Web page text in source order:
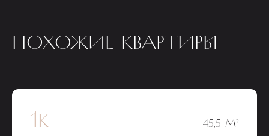
ПОХОЖИЕ КВАРТИРЫ
1к 45,5 М²